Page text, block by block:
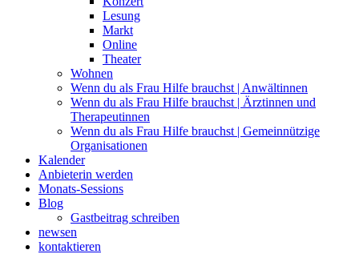
Lesung
Markt
Online
Theater
Wohnen
Wenn du als Frau Hilfe brauchst | Anwältinnen
Wenn du als Frau Hilfe brauchst | Ärztinnen und
Therapeutinnen
Wenn du als Frau Hilfe brauchst | Gemeinnützige
Organisationen
Kalender
Anbieterin werden
Monats-Sessions
Blog
Gastbeitrag schreiben
newsen
kontaktieren